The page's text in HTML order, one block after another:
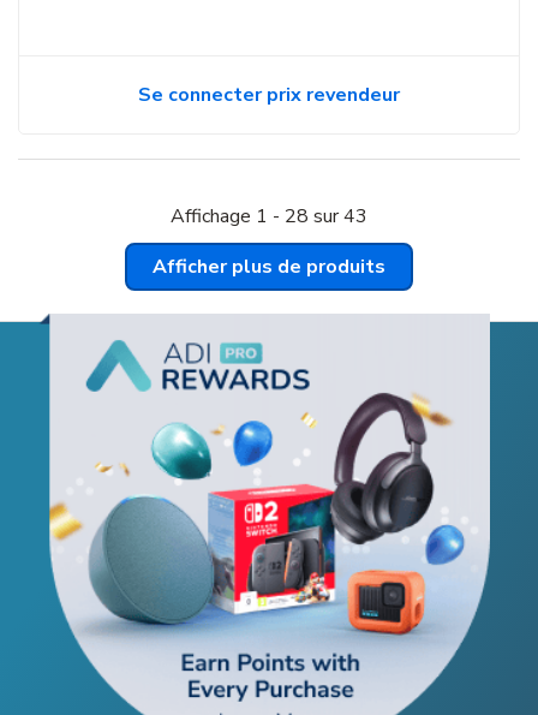
Se connecter prix revendeur
Affichage 1 - 28 sur43
Afficher plus de produits